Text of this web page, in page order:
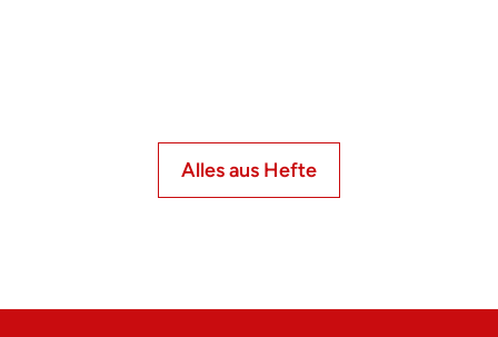
Alles aus Hefte